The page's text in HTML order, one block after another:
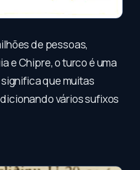
de pessoas,
e Chipre, o turco é uma
que muitas
vários sufixos